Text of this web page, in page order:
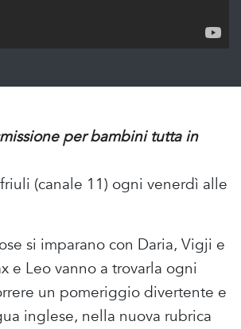
per bambini tutta in
(canale 11) ogni venerdì alle
si imparano con Daria, Vigji e
e Leo vanno a trovarla ogni
un pomeriggio divertente e
inglese, nella nuova rubrica